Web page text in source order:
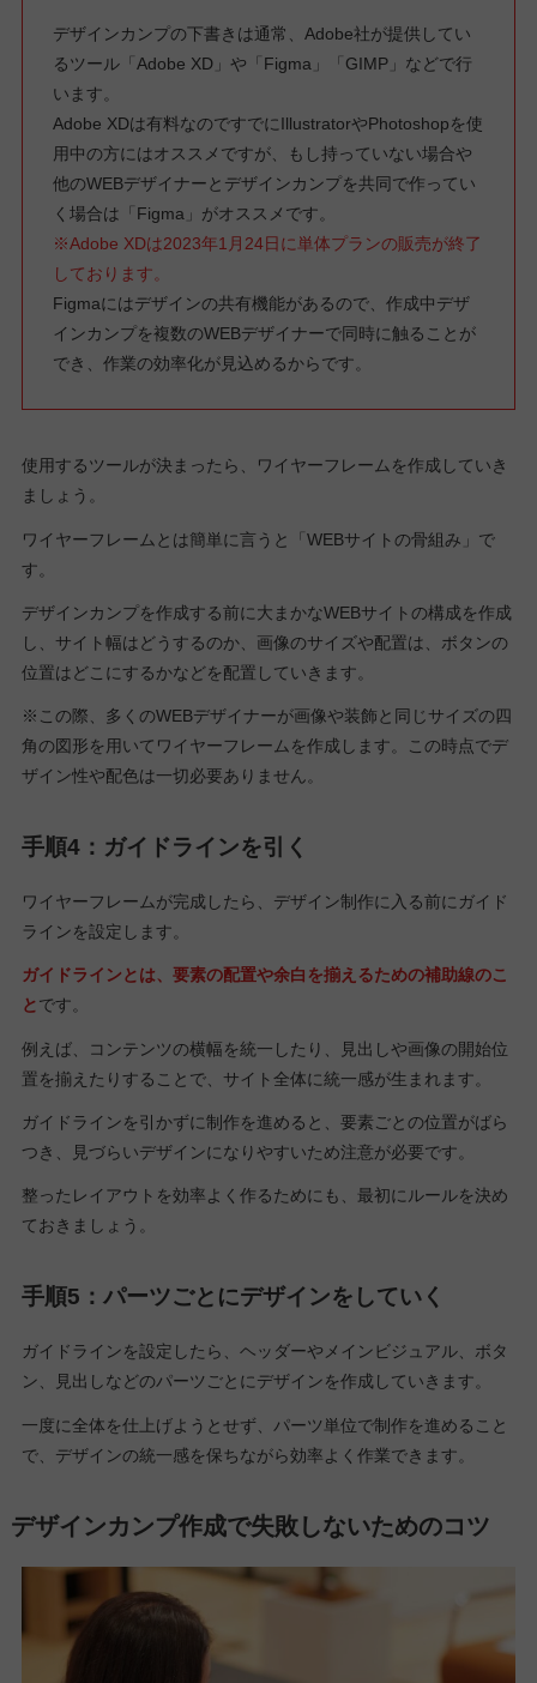
デザインカンプの下書きは通常、Adobe社が提供してい
るツール「Adobe XD」や「Figma」「GIMP」などで行
います。
Adobe XDは有料なのですでにIllustratorやPhotoshopを使
用中の方にはオススメですが、もし持っていない場合や
他のWEBデザイナーとデザインカンプを共同で作ってい
く場合は「Figma」がオススメです。
※Adobe XDは2023年1月24日に単体プランの販売が終了
しております。
Figmaにはデザインの共有機能があるので、作成中デザ
インカンプを複数のWEBデザイナーで同時に触ることが
でき、作業の効率化が見込めるからです。
使用するツールが決まったら、ワイヤーフレームを作成していき
ましょう。
ワイヤーフレームとは簡単に言うと「WEBサイトの骨組み」で
す。
デザインカンプを作成する前に大まかなWEBサイトの構成を作成
し、サイト幅はどうするのか、画像のサイズや配置は、ボタンの
位置はどこにするかなどを配置していきます。
※この際、多くのWEBデザイナーが画像や装飾と同じサイズの四
角の図形を用いてワイヤーフレームを作成します。この時点でデ
ザイン性や配色は一切必要ありません。
手順4：ガイドラインを引く
ワイヤーフレームが完成したら、デザイン制作に入る前にガイド
ラインを設定します。
ガイドラインとは、要素の配置や余白を揃えるための補助線のこ
とです。
例えば、コンテンツの横幅を統一したり、見出しや画像の開始位
置を揃えたりすることで、サイト全体に統一感が生まれます。
ガイドラインを引かずに制作を進めると、要素ごとの位置がばら
つき、見づらいデザインになりやすいため注意が必要です。
整ったレイアウトを効率よく作るためにも、最初にルールを決め
ておきましょう。
手順5：パーツごとにデザインをしていく
ガイドラインを設定したら、ヘッダーやメインビジュアル、ボタ
ン、見出しなどのパーツごとにデザインを作成していきます。
一度に全体を仕上げようとせず、パーツ単位で制作を進めること
で、デザインの統一感を保ちながら効率よく作業できます。
デザインカンプ作成で失敗しないためのコツ